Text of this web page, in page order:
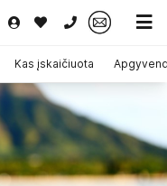
0 700 11007
Egzotinės
kelionės
Kruizai
Kas įskaičiuota